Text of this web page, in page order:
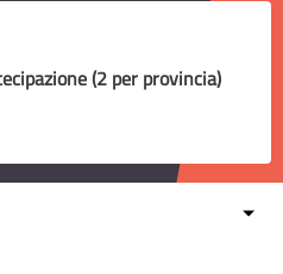
(2 per provincia)